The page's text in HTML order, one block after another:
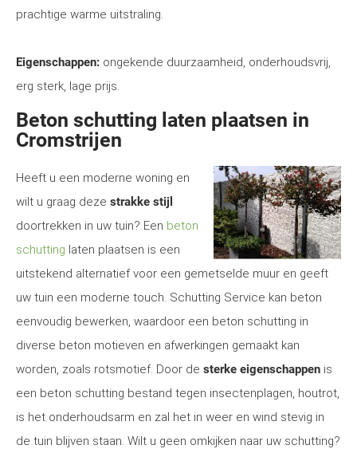
prachtige warme uitstraling.
Eigenschappen: ongekende duurzaamheid, onderhoudsvrij,
erg sterk, lage prijs.
Beton schutting laten plaatsen in
Cromstrijen
Heeft u een moderne woning en
wilt u graag deze strakke stijl
doortrekken in uw tuin? Een beton
schutting laten plaatsen is een
uitstekend alternatief voor een gemetselde muur en geeft
uw tuin een moderne touch. Schutting Service kan beton
eenvoudig bewerken, waardoor een beton schutting in
diverse beton motieven en afwerkingen gemaakt kan
worden, zoals rotsmotief. Door de sterke eigenschappen is
een beton schutting bestand tegen insectenplagen, houtrot,
is het onderhoudsarm en zal het in weer en wind stevig in
de tuin blijven staan. Wilt u geen omkijken naar uw schutting?